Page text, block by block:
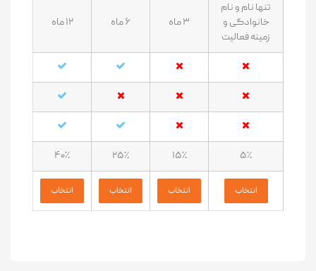
تنها نام و نام
خانوادگی و
زمینه فعالیت
۳ ماه ۶ ماه ۱۲ ماه
۵٪ ۱۵٪ ۲۵٪ ۴۰٪
انتخاب انتخاب انتخاب انتخاب